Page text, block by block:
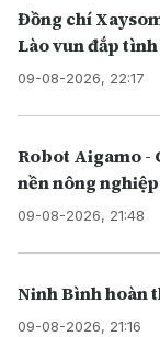
Đồng chí
Lào vun đắp
09-08-2026, 22:17
Robot Aigamo -
nền nông
09-08-2026, 21:48
Ninh Bình hoàn
09-08-2026, 21:16